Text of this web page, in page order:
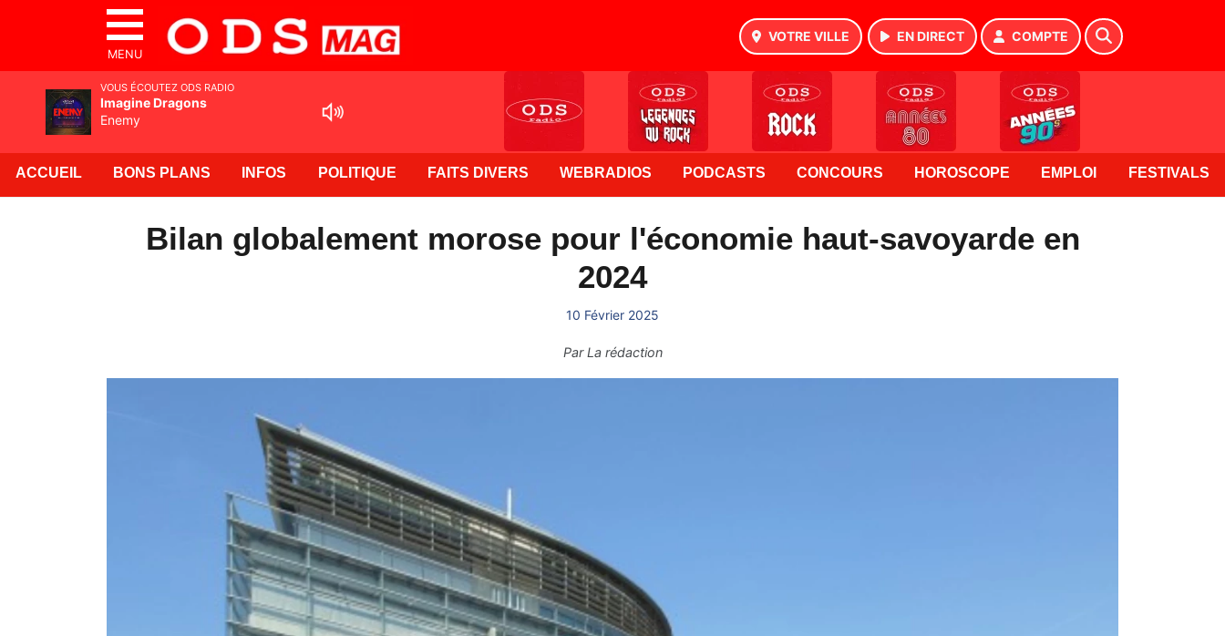
MENU
VOTRE VILLE EN DIRECT COMPTE
ACCUEIL BONS PLANS INFOS POLITIQUE FAITS DIVERS WEBRADIOS PODCASTS CONCOURS HOROSCOPE EMPLOI FESTIVALS
Bilan globalement morose pour l'économie haut-savoyarde en
2024
10 Février 2025
ParLa rédaction
VOUS ÉCOUTEZ ODS RADIO
Imagine Dragons
Enemy